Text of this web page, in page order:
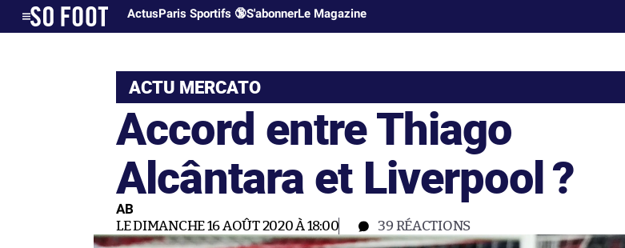
ActusParis Sportifs 🔞S'abonnerLe Magazine
ACTU MERCATO
Accord entre Thiago
Alcântara et Liverpool ?
AB
LE DIMANCHE 16 AOÛT 2020 À 18:00 39 RÉACTIONS